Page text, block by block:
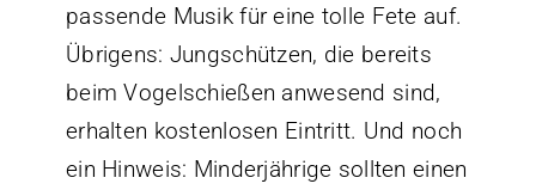
passende Musik für eine tolle Fete auf.
Übrigens: Jungschützen, die bereits
beim Vogelschießen anwesend sind,
erhalten kostenlosen Eintritt. Und noch
ein Hinweis: Minderjährige sollten einen